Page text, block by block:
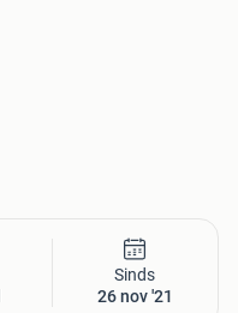
Sinds
26 nov '21